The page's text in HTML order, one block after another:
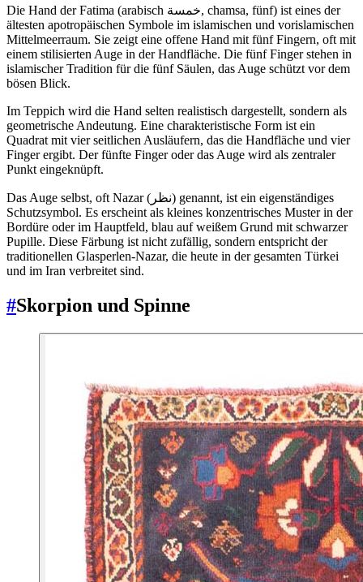
Die Hand der Fatima (arabisch خمسة, chamsa, fünf) ist eines der
ältesten apotropäischen Symbole im islamischen und vorislamischen
Mittelmeerraum. Sie zeigt eine offene Hand mit fünf Fingern, oft mit
einem stilisierten Auge in der Handfläche. Die fünf Finger stehen in
islamischer Tradition für die fünf Säulen, das Auge schützt vor dem
bösen Blick.
Im Teppich wird die Hand selten realistisch dargestellt, sondern als
geometrische Andeutung. Eine charakteristische Form ist ein
Quadrat mit vier seitlichen Ausläufern, das die Handfläche und vier
Finger ergibt. Der fünfte Finger oder das Auge wird als zentraler
Punkt eingeknüpft.
Das Auge selbst, oft Nazar (نظر) genannt, ist ein eigenständiges
Schutzsymbol. Es erscheint als kleines konzentrisches Muster in der
Bordüre oder im Hauptfeld, blau auf weißem Grund mit schwarzer
Pupille. Diese Färbung ist nicht zufällig, sondern entspricht der
traditionellen Glasperlen-Nazar, die heute in der gesamten Türkei
und im Iran verbreitet sind.
#Skorpion und Spinne